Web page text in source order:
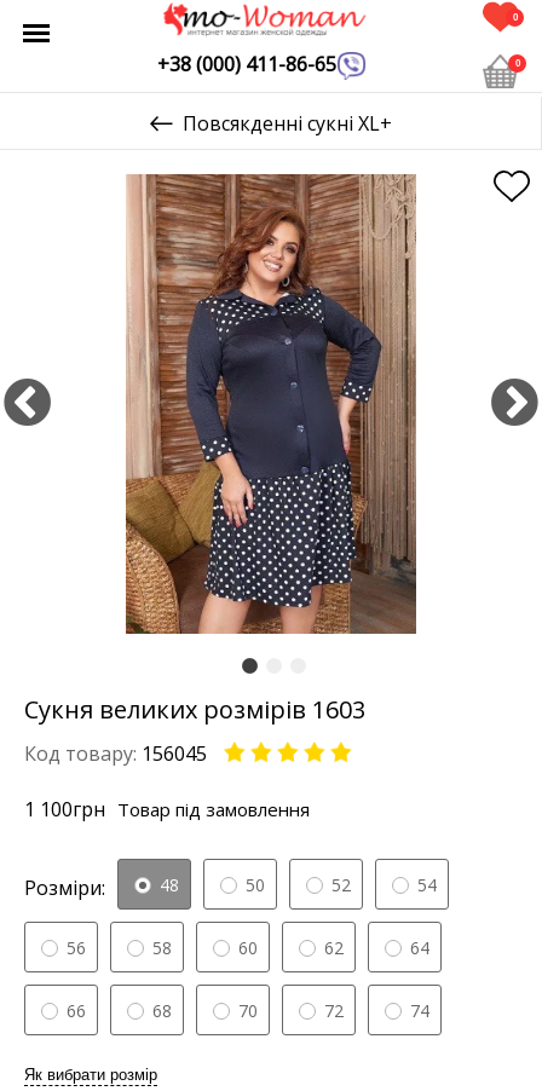
+38 (000) 411-86-65
0
0
Повсякденні сукні XL+
Сукня великих розмірів 1603
Код товару: 156045
1 100грн Товар під замовлення
Розміри: 48 50 52 54
56 58 60 62 64
66 68 70 72 74
Як вибрати розмір